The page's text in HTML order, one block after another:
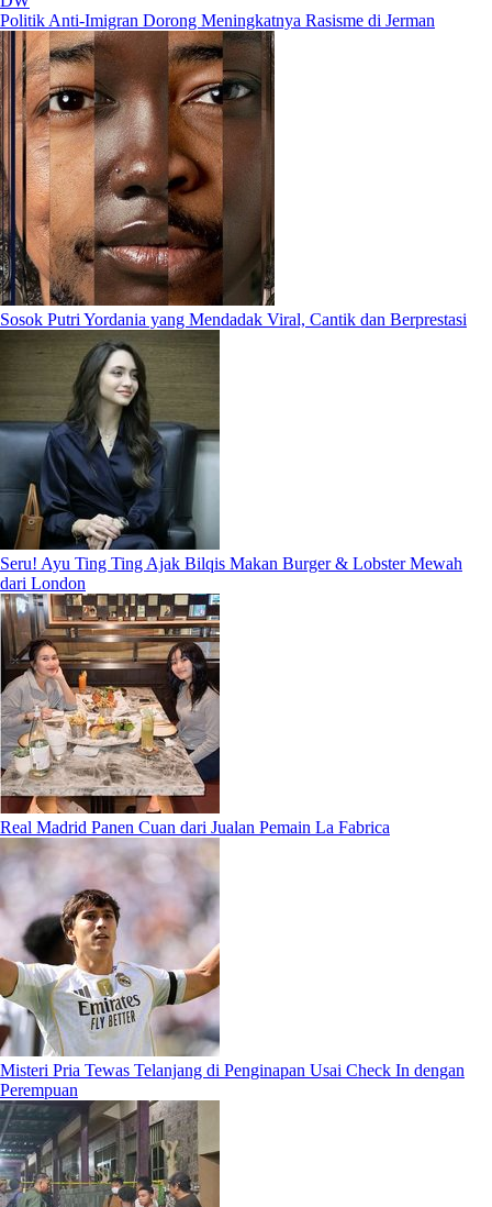
Politik Anti-Imigran Dorong Meningkatnya Rasisme di Jerman
Sosok Putri Yordania yang Mendadak Viral, Cantik dan Berprestasi
Seru! Ayu Ting Ting Ajak Bilqis Makan Burger & Lobster Mewah
dari London
Real Madrid Panen Cuan dari Jualan Pemain La Fabrica
Misteri Pria Tewas Telanjang di Penginapan Usai Check In dengan
Perempuan